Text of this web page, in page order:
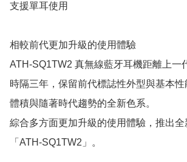
支援單耳使用
相較前代更加升級的使用體驗
ATH-SQ1TW2 真無線藍牙耳機距離上一
時隔三年，保留前代標誌性外型與基本
體積與隨著時代趨勢的全新色系。
綜合多方面更加升級的使用體驗，推出
「ATH-SQ1TW2」。